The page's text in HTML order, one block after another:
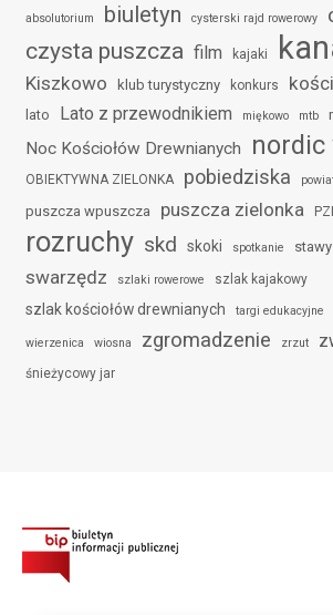
absolutorium biuletyn cysterski rajd rowerowy
czysta puszcza film kajaki
Kiszkowo klub turystyczny konkurs
lato Lato z przewodnikiem miękowo mtb
Noc Kościołów Drewnianych nordic
OBIEKTYWNA ZIELONKA pobiedziska
puszcza wpuszcza
puszcza zielonka PZII
rozruchy skd skoki spotkanie
swarzędz szlaki rowerowe szlak kajakowy
szlak kościołów drewnianych targi edukacyjne
wierzenica wiosna zgromadzenie zrzut
śnieżycowy jar